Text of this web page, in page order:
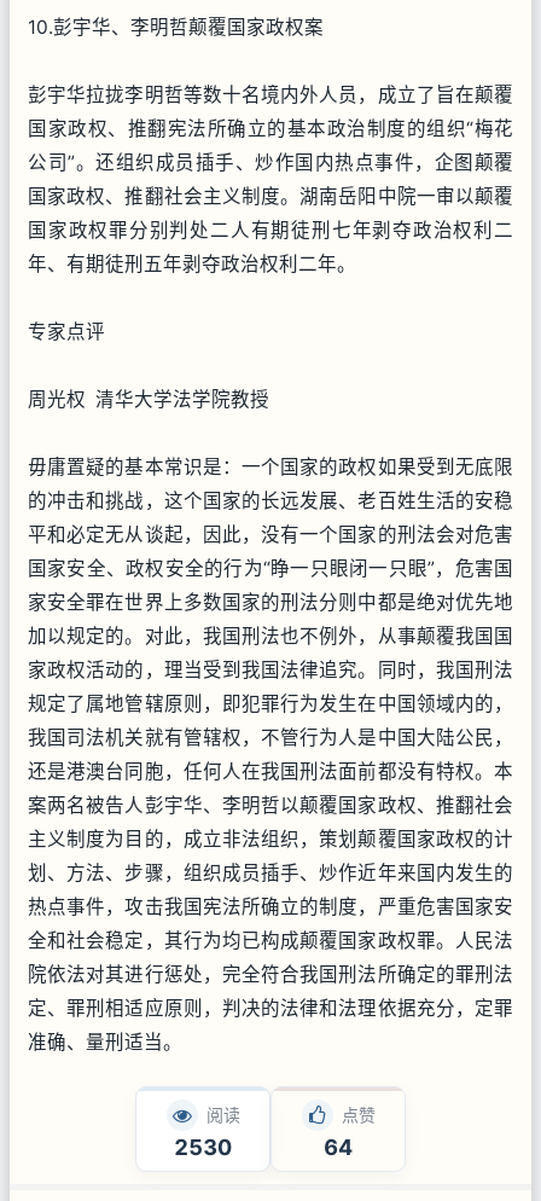
10.彭宇华、李明哲颠覆国家政权案
彭宇华拉拢李明哲等数十名境内外人员，成立了旨在颠覆
国家政权、推翻宪法所确立的基本政治制度的组织“梅花
公司”。还组织成员插手、炒作国内热点事件，企图颠覆
国家政权、推翻社会主义制度。湖南岳阳中院一审以颠覆
国家政权罪分别判处二人有期徒刑七年剥夺政治权利二
年、有期徒刑五年剥夺政治权利二年。
专家点评
周光权 清华大学法学院教授
毋庸置疑的基本常识是：一个国家的政权如果受到无底限
的冲击和挑战，这个国家的长远发展、老百姓生活的安稳
平和必定无从谈起，因此，没有一个国家的刑法会对危害
国家安全、政权安全的行为“睁一只眼闭一只眼”，危害国
家安全罪在世界上多数国家的刑法分则中都是绝对优先地
加以规定的。对此，我国刑法也不例外，从事颠覆我国国
家政权活动的，理当受到我国法律追究。同时，我国刑法
规定了属地管辖原则，即犯罪行为发生在中国领域内的，
我国司法机关就有管辖权，不管行为人是中国大陆公民，
还是港澳台同胞，任何人在我国刑法面前都没有特权。本
案两名被告人彭宇华、李明哲以颠覆国家政权、推翻社会
主义制度为目的，成立非法组织，策划颠覆国家政权的计
划、方法、步骤，组织成员插手、炒作近年来国内发生的
热点事件，攻击我国宪法所确立的制度，严重危害国家安
全和社会稳定，其行为均已构成颠覆国家政权罪。人民法
院依法对其进行惩处，完全符合我国刑法所确定的罪刑法
定、罪刑相适应原则，判决的法律和法理依据充分，定罪
准确、量刑适当。
阅读
2530
点赞
64